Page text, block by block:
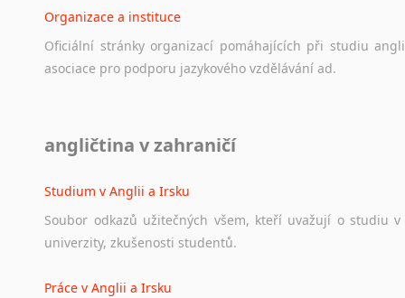
Organizace a instituce
Oficiální stránky organizací pomáhajících při studiu
asociace pro podporu jazykového vzdělávání ad.
Ať už se jedná o česká diskusní
angličtina v zahraničí
Studium v Anglii a Irsku
Soubor odkazů užitečných všem, kteří uvažují o studiu v
univerzity, zkušenosti studentů.
Práce v Anglii a Irsku